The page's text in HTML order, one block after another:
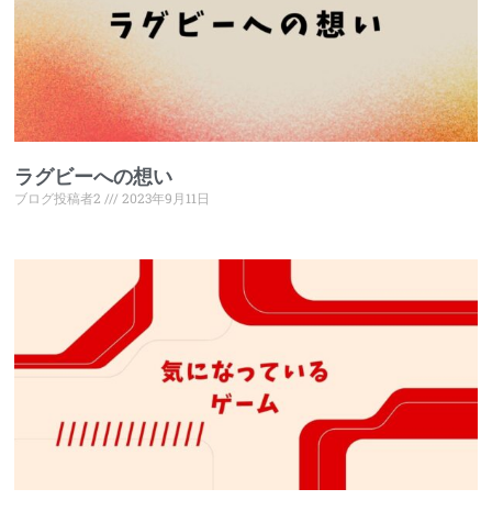
ラグビーへの想い
ブログ投稿者2 2023年9月11日